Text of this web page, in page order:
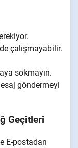
çalışmayabilir.
sokmayın.
göndermeyi
Geçitleri
E-postadan